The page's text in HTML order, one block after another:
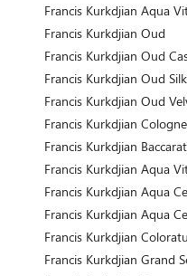
Francis Kurkdjian Aqua
Francis Kurkdjian Oud
Francis Kurkdjian Oud
Francis Kurkdjian Oud
Francis Kurkdjian Oud
Francis Kurkdjian
Francis Kurkdjian
Francis Kurkdjian Aqua
Francis Kurkdjian Aqua
Francis Kurkdjian Aqua
Francis Kurkdjian
Francis Kurkdjian Grand